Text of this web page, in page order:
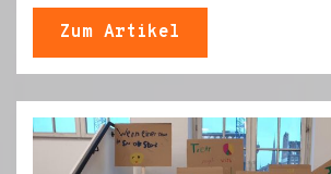
Zum Artikel